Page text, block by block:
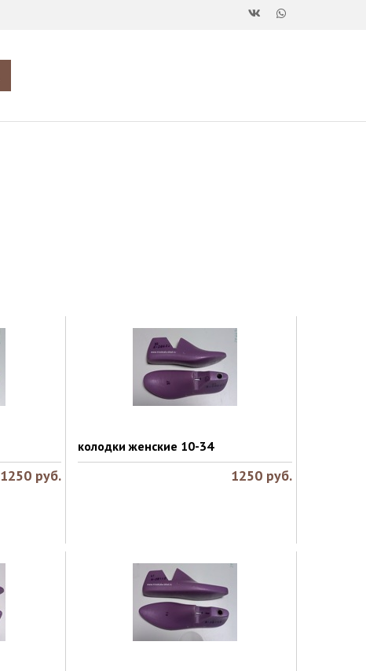
1250 руб.
колодки женские 10-34
1250 руб.